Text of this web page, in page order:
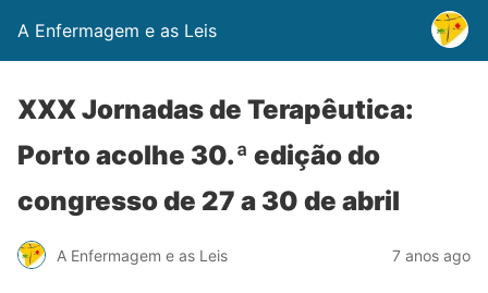
A Enfermagem e as Leis
XXX Jornadas de Terapêutica:
Porto acolhe 30.ª edição do
congresso de 27 a 30 de abril
A Enfermagem e as Leis 7 anos ago